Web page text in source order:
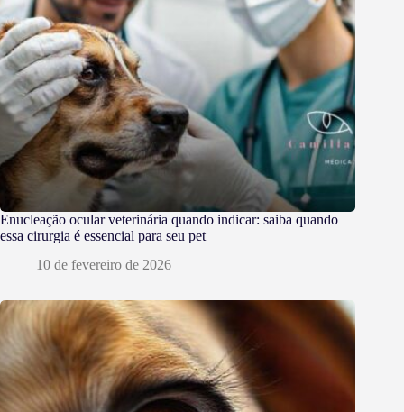
Enucleação ocular veterinária quando indicar: saiba quando
essa cirurgia é essencial para seu pet
10 de fevereiro de 2026